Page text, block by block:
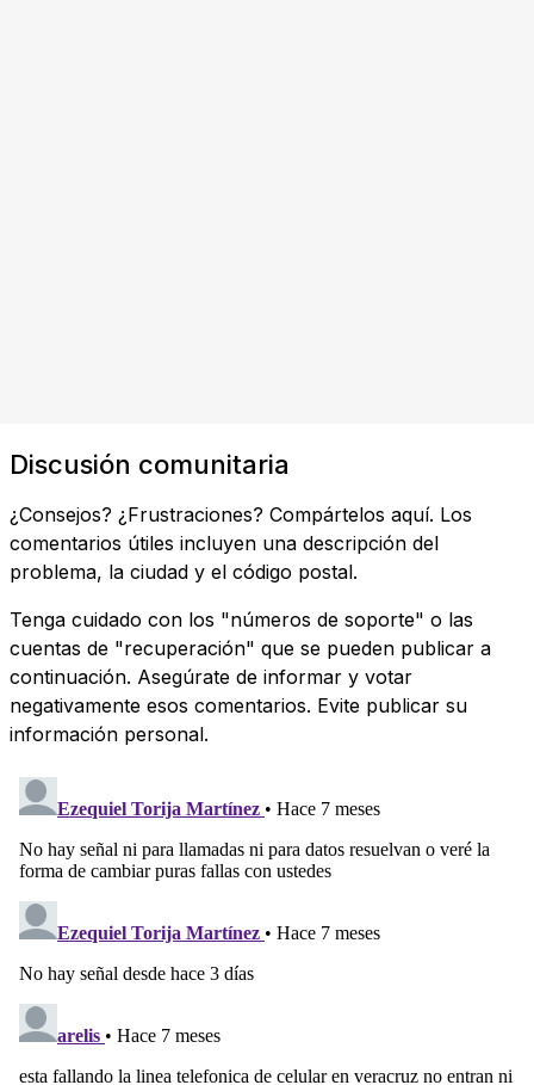
Discusión comunitaria
¿Consejos? ¿Frustraciones? Compártelos aquí. Los
comentarios útiles incluyen una descripción del
problema, la ciudad y el código postal.
Tenga cuidado con los "números de soporte" o las
cuentas de "recuperación" que se pueden publicar a
continuación. Asegúrate de informar y votar
negativamente esos comentarios. Evite publicar su
información personal.